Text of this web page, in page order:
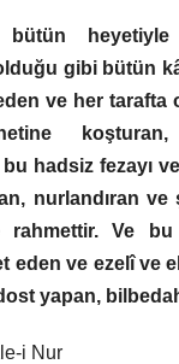
bütün heyetiyle
gibi bütün
ve her tarafta
koşturan,
hadsiz fezayı
nurlandıran ve
rahmettir. Ve
eden ve ezelî ve
yapan,
i Nur